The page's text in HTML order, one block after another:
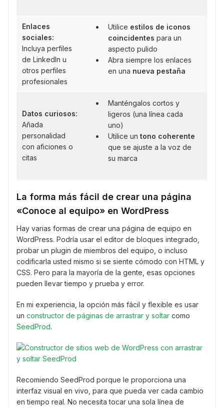
Enlaces
sociales:
Incluya perfiles
de LinkedIn u
otros perfiles
profesionales
Utilice estilos de iconos
coincidentes para un
aspecto pulido
Abra siempre los enlaces
en una nueva pestaña
Datos curiosos:
Añada
personalidad
con aficiones o
citas
Manténgalos cortos y
ligeros (una línea cada
uno)
Utilice un tono coherente
que se ajuste a la voz de
su marca
La forma más fácil de crear una página
«Conoce al equipo» en WordPress
Hay varias formas de crear una página de equipo en
WordPress. Podría usar el editor de bloques integrado,
probar un plugin de miembros del equipo, o incluso
codificarla usted mismo si se siente cómodo con HTML y
CSS. Pero para la mayoría de la gente, esas opciones
pueden llevar tiempo y prueba y error.
En mi experiencia, la opción más fácil y flexible es usar
un constructor de páginas de arrastrar y soltar como
SeedProd.
Recomiendo SeedProd porque le proporciona una
interfaz visual en vivo, para que pueda ver cada cambio
en tiempo real. No necesita tocar una sola línea de